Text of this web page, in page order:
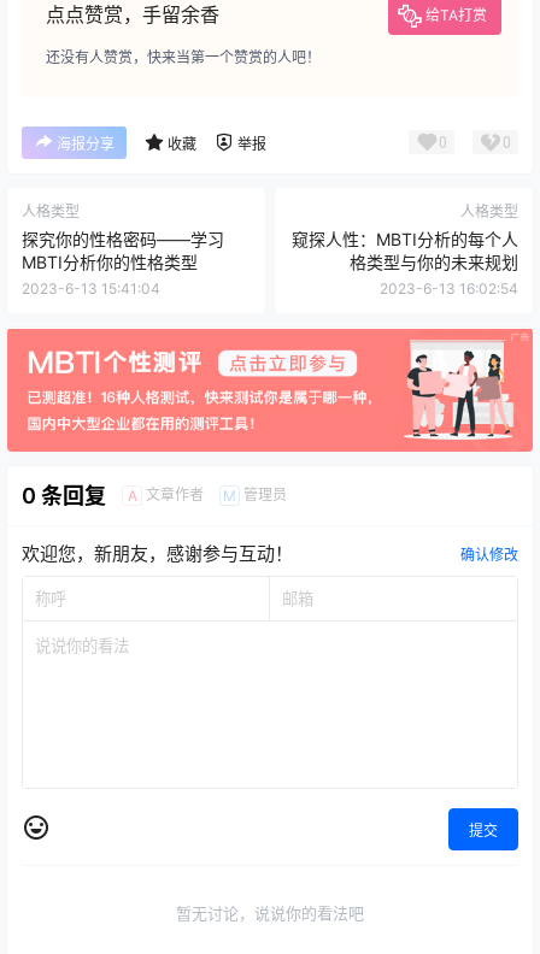
点点赞赏，手留余香 给TA打赏
还没有人赞赏，快来当第一个赞赏的人吧！
海报分享 收藏 举报 0 0
人格类型
探究你的性格密码——学习
MBTI分析你的性格类型
2023-6-13 15:41:04
人格类型
窥探人性：MBTI分析的每个人
格类型与你的未来规划
2023-6-13 16:02:54
0 条回复 A 文章作者 M 管理员
欢迎您，新朋友，感谢参与互动！ 确认修改
提交
暂无讨论，说说你的看法吧